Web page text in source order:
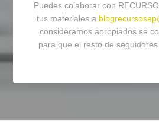
Puedes colaborar con
tus materiales a
consideramos apropiados se
para que el resto de